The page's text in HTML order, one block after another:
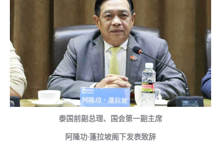
泰国前副总理、国会第一副主席
阿隆功·蓬拉坡阁下发表致辞